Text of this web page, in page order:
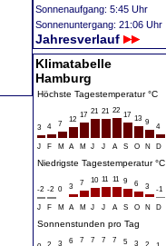
Sonnenaufgang: 5:45 Uhr
Sonnenuntergang: 21:06 Uhr
Jahresverlauf
Klimatabelle
Hamburg
Höchste Tagestemperatur °C
3 4 7
12
17 21 21 22
17 13 9
4
J F M A M J J A S O N D
Niedrigste Tagestemperatur °C
-2 -2 0 3 7 10 11 11 9 6 3 -1
J F M A M J J A S O N D
Sonnenstunden pro Tag
3 6 7 7 7 7 5 3